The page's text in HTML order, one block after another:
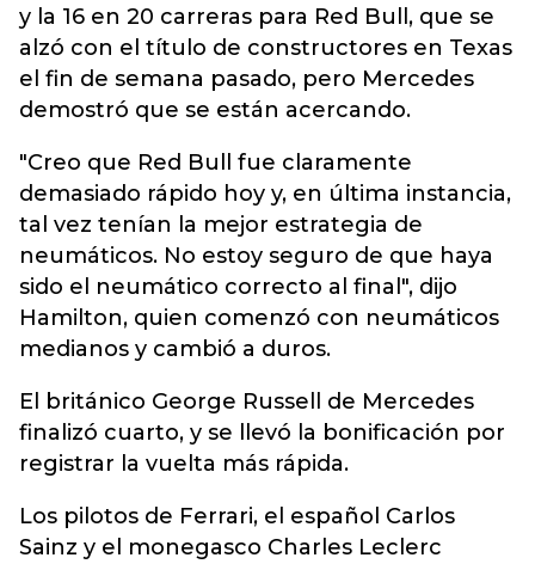
y la 16 en 20 carreras para Red Bull, que se
alzó con el título de constructores en Texas
el fin de semana pasado, pero Mercedes
demostró que se están acercando.
"Creo que Red Bull fue claramente
demasiado rápido hoy y, en última instancia,
tal vez tenían la mejor estrategia de
neumáticos. No estoy seguro de que haya
sido el neumático correcto al final", dijo
Hamilton, quien comenzó con neumáticos
medianos y cambió a duros.
El británico George Russell de Mercedes
finalizó cuarto, y se llevó la bonificación por
registrar la vuelta más rápida.
Los pilotos de Ferrari, el español Carlos
Sainz y el monegasco Charles Leclerc